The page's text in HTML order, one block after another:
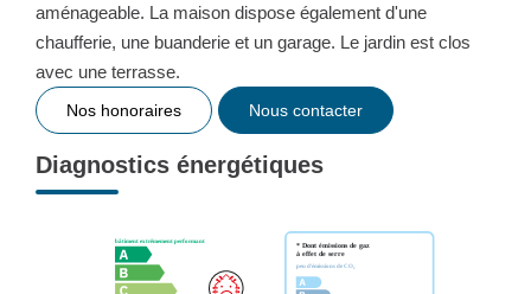
aménageable. La maison dispose également d'une
chaufferie, une buanderie et un garage. Le jardin est clos
avec une terrasse.
Nos honoraires Nous contacter
Diagnostics énergétiques